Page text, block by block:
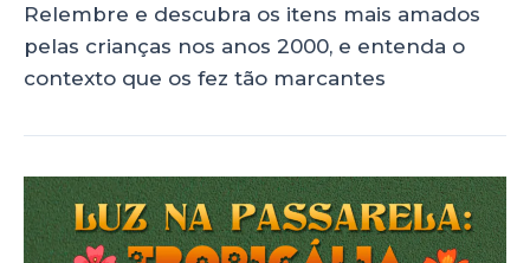
Relembre e descubra os itens mais amados
pelas crianças nos anos 2000, e entenda o
contexto que os fez tão marcantes